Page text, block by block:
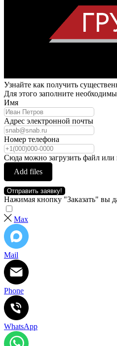
Узнайте как получить
Для этого заполните
Имя
Адрес электронной почты
Номер телефона
Сюда можно загрузить файл или
Add files
Отправить заявку!
Нажимая кнопку "Заказать" вы
Max
Mail
Phone
WhatsApp